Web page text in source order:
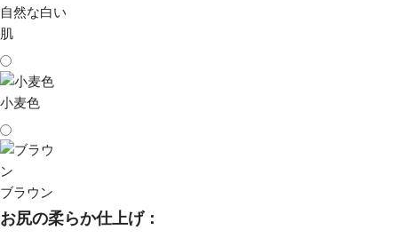
自然な白い
肌
小麦色
ブラウン
お尻の柔らか仕上げ：